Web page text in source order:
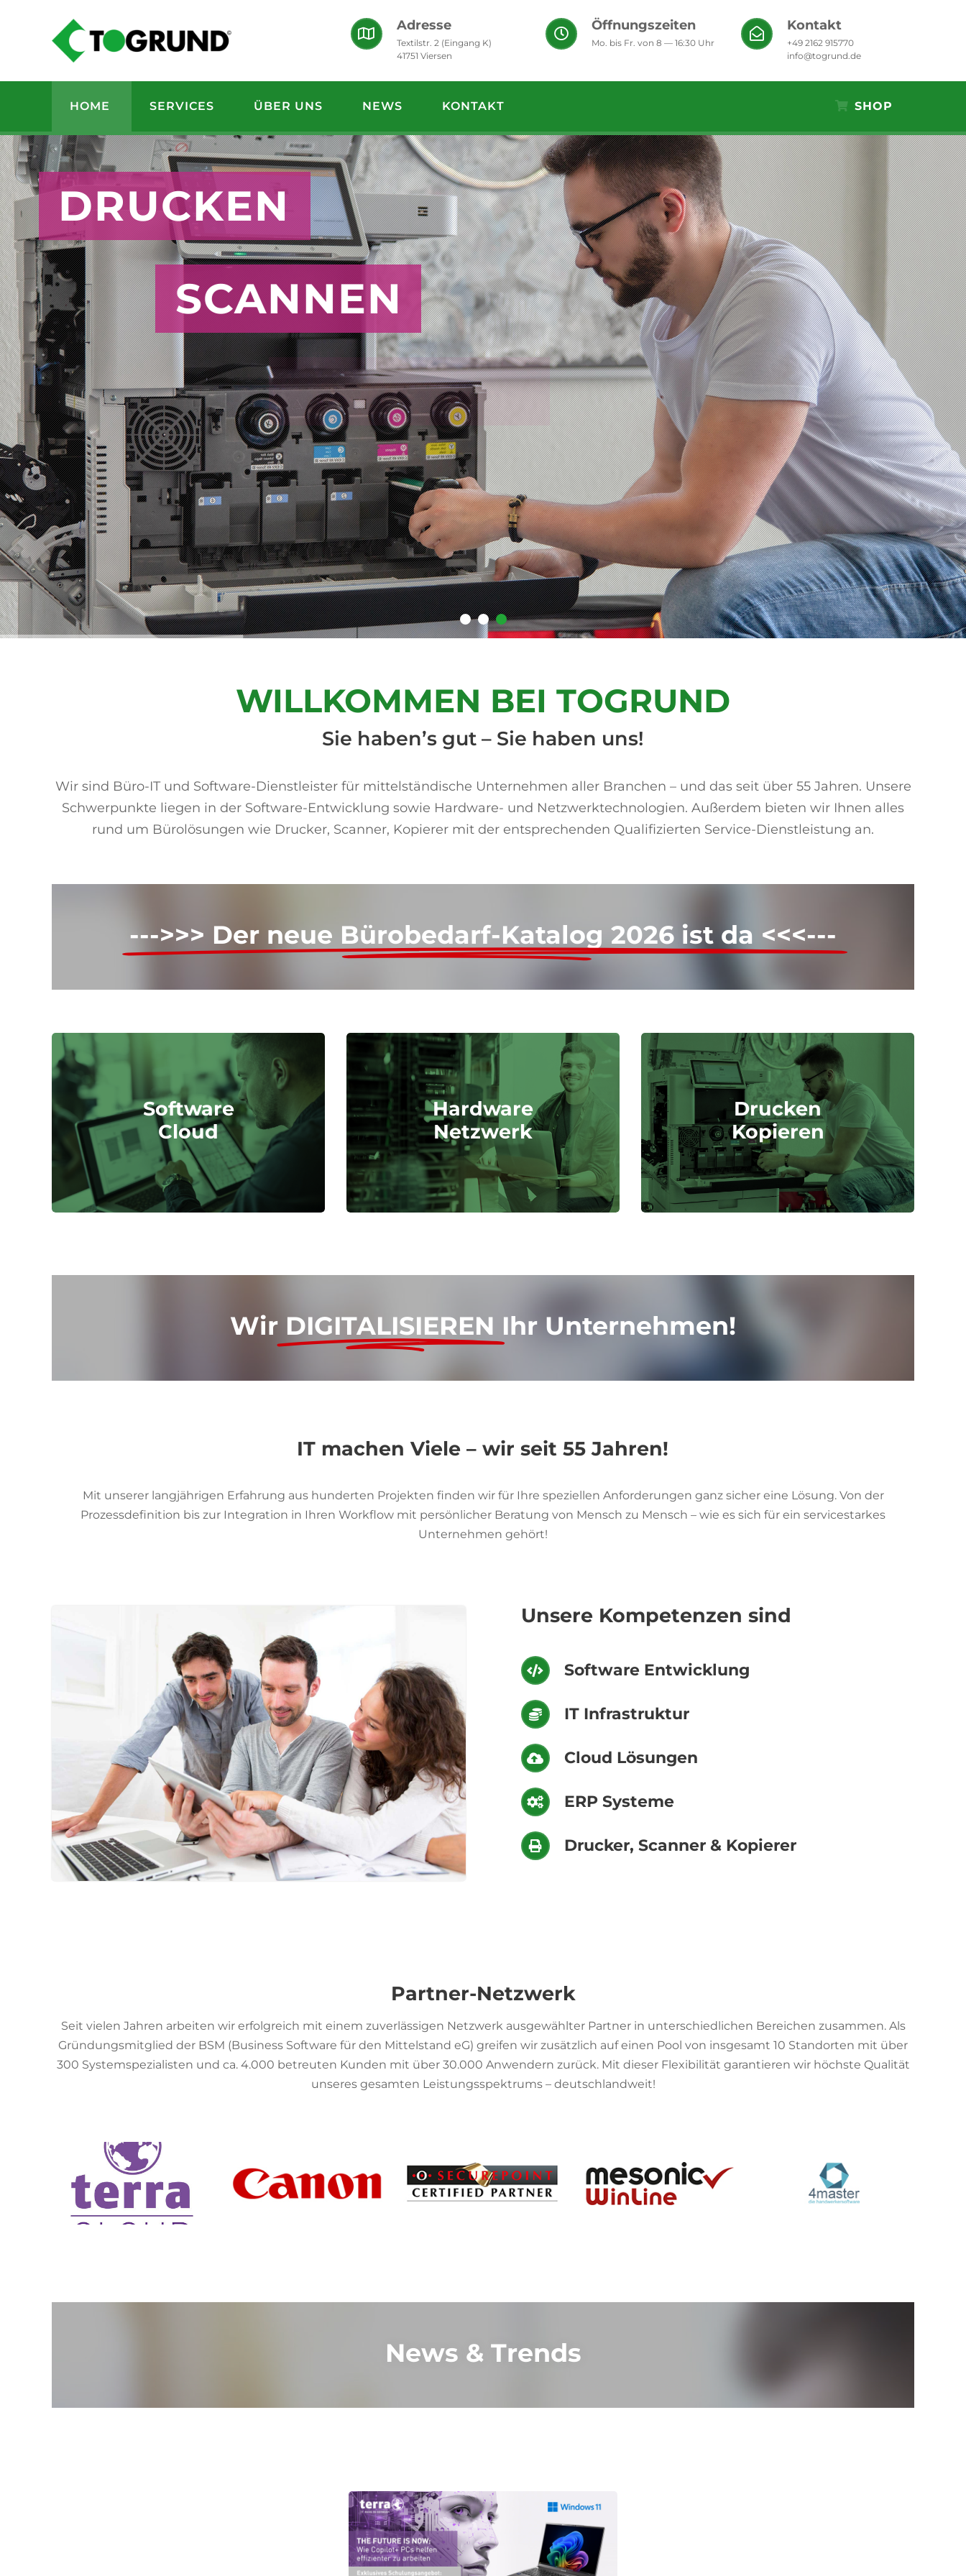
Adresse
Textilstr. 2 (Eingang K)
41751 Viersen
Öffnungszeiten
Mo. bis Fr. von 8 — 16:30 Uhr
Kontakt
+49 2162 915770
info@togrund.de
HOME SERVICES ÜBER UNS NEWS KONTAKT SHOP
DRUCKEN
SCANNEN
KOPIEREN
Wir bieten das volle Programm
und sind beim Service ganz vorn!
WILLKOMMEN BEI TOGRUND
Sie haben’s gut – Sie haben uns!
Wir sind Büro-IT und Software-Dienstleister für mittelständische Unternehmen aller Branchen – und das seit über 55 Jahren. Unsere
Schwerpunkte liegen in der Software-Entwicklung sowie Hardware- und Netzwerktechnologien. Außerdem bieten wir Ihnen alles
rund um Bürolösungen wie Drucker, Scanner, Kopierer mit der entsprechenden Qualifizierten Service-Dienstleistung an.
--->>> Der neue Bürobedarf-Katalog 2026 ist da <<<---
Software
Cloud
Hardware
Netzwerk
Drucken
Kopieren
Wir DIGITALISIEREN Ihr Unternehmen!
IT machen Viele – wir seit 55 Jahren!
Mit unserer langjährigen Erfahrung aus hunderten Projekten finden wir für Ihre speziellen Anforderungen ganz sicher eine Lösung. Von der
Prozessdefinition bis zur Integration in Ihren Workflow mit persönlicher Beratung von Mensch zu Mensch – wie es sich für ein servicestarkes
Unternehmen gehört!
Unsere Kompetenzen sind
Software Entwicklung
IT Infrastruktur
Cloud Lösungen
ERP Systeme
Drucker, Scanner & Kopierer
Partner-Netzwerk
Seit vielen Jahren arbeiten wir erfolgreich mit einem zuverlässigen Netzwerk ausgewählter Partner in unterschiedlichen Bereichen zusammen. Als
Gründungsmitglied der BSM (Business Software für den Mittelstand eG) greifen wir zusätzlich auf einen Pool von insgesamt 10 Standorten mit über
300 Systemspezialisten und ca. 4.000 betreuten Kunden mit über 30.000 Anwendern zurück. Mit dieser Flexibilität garantieren wir höchste Qualität
unseres gesamten Leistungsspektrums – deutschlandweit!
News & Trends